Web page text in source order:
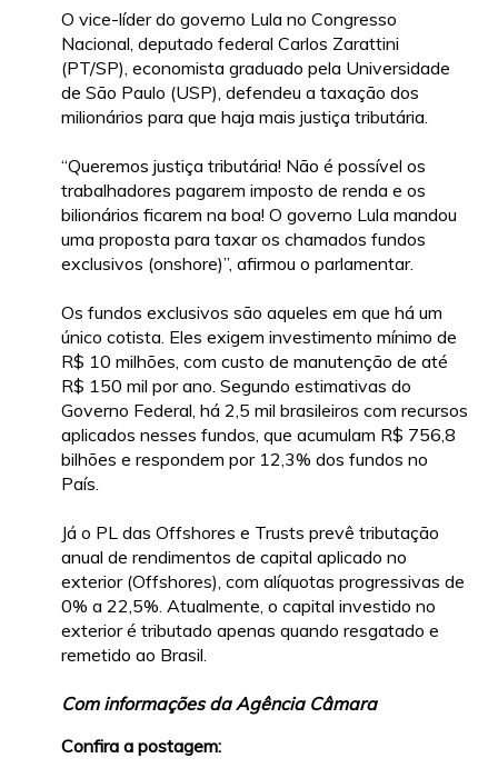
O vice-líder do governo Lula no Congresso
Nacional, deputado federal Carlos Zarattini
(PT/SP), economista graduado pela Universidade
de São Paulo (USP), defendeu a taxação dos
milionários para que haja mais justiça tributária.
“Queremos justiça tributária! Não é possível os
trabalhadores pagarem imposto de renda e os
bilionários ficarem na boa! O governo Lula mandou
uma proposta para taxar os chamados fundos
exclusivos (onshore)”, afirmou o parlamentar.
Os fundos exclusivos são aqueles em que há um
único cotista. Eles exigem investimento mínimo de
R$ 10 milhões, com custo de manutenção de até
R$ 150 mil por ano. Segundo estimativas do
Governo Federal, há 2,5 mil brasileiros com recursos
aplicados nesses fundos, que acumulam R$ 756,8
bilhões e respondem por 12,3% dos fundos no
País.
Já o PL das Offshores e Trusts prevê tributação
anual de rendimentos de capital aplicado no
exterior (Offshores), com alíquotas progressivas de
0% a 22,5%. Atualmente, o capital investido no
exterior é tributado apenas quando resgatado e
remetido ao Brasil.
Com informações da Agência Câmara
Confira a postagem: